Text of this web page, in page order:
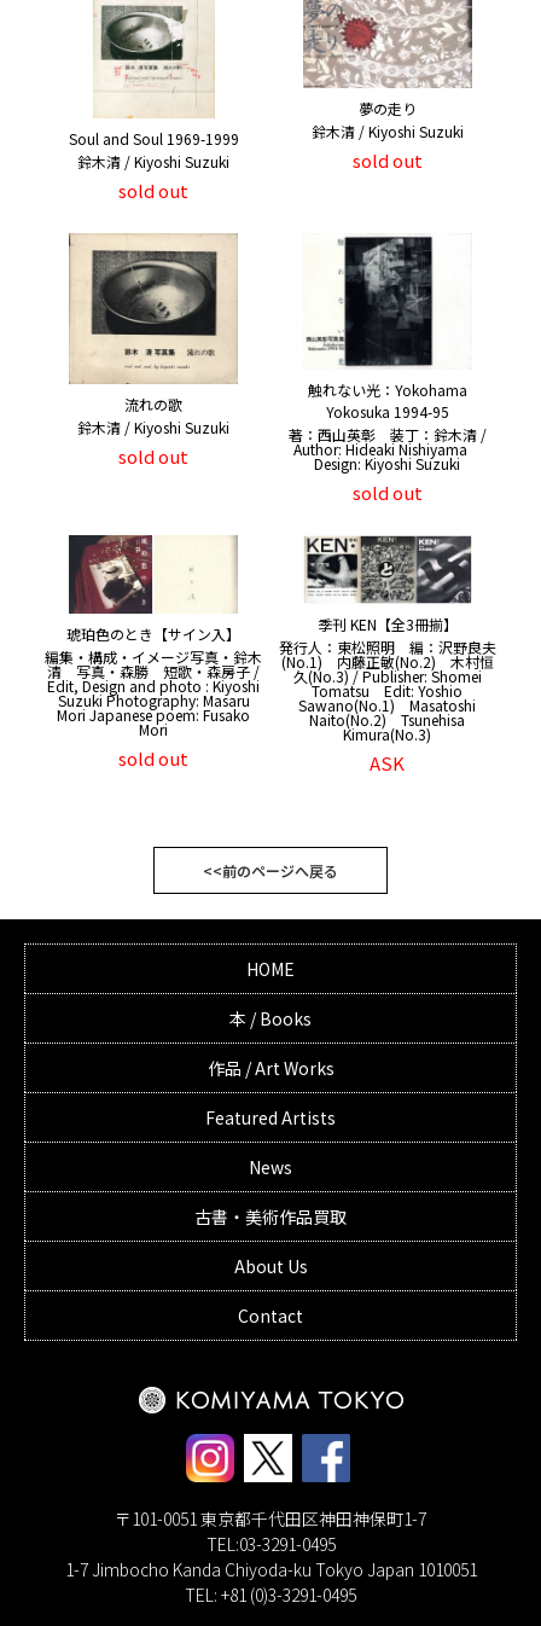
Soul and Soul 1969-1999
鈴木清 / Kiyoshi Suzuki
sold out
夢の走り
鈴木清 / Kiyoshi Suzuki
sold out
流れの歌
鈴木清 / Kiyoshi Suzuki
sold out
触れない光：Yokohama
Yokosuka 1994-95
著：西山英彰 装丁：鈴木清 /
Author: Hideaki Nishiyama
Design: Kiyoshi Suzuki
sold out
琥珀色のとき【サイン入】
編集・構成・イメージ写真・鈴木
清 写真・森勝 短歌・森房子 /
Edit, Design and photo : Kiyoshi
Suzuki Photography: Masaru
Mori Japanese poem: Fusako
Mori
sold out
季刊 KEN【全3冊揃】
発行人：東松照明 編：沢野良夫
(No.1) 内藤正敏(No.2) 木村恒
久(No.3) / Publisher: Shomei
Tomatsu Edit: Yoshio
Sawano(No.1) Masatoshi
Naito(No.2) Tsunehisa
Kimura(No.3)
ASK
<<前のページへ戻る
HOME
本 / Books
作品 / Art Works
Featured Artists
News
古書・美術作品買取
About Us
Contact
〒101-0051 東京都千代田区神田神保町1-7
TEL:03-3291-0495
1-7 Jimbocho Kanda Chiyoda-ku Tokyo Japan 1010051
TEL: +81 (0)3-3291-0495